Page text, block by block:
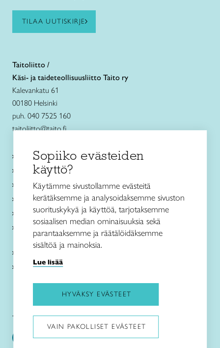
TILAA UUTISKIRJE
Taitoliitto /
Käsi- ja taideteollisuusliitto Taito ry
Kalevankatu 61
00180 Helsinki
puh. 040 7525 160
taitoliitto@taito.fi
Käsityökurssit ja koulutus
Ajankohtaista
Käsityöohjeet
Me olemme Taito
Paikallinen toiminta
Verkkokaupat
Kirjaudu Arviin
Kirjaudu Taitocampukseen
Taitoliitto: Taito-lehti:
Sopiiko evästeiden
käyttö?
Käytämme sivustollamme evästeitä
kerätäksemme ja analysoidaksemme sivuston
suorituskykyä ja käyttöä, tarjotaksemme
sosiaalisen median ominaisuuksia sekä
parantaaksemme ja räätälöidäksemme
sisältöä ja mainoksia.
Lue lisää
HYVÄKSY EVÄSTEET
VAIN PAKOLLISET EVÄSTEET